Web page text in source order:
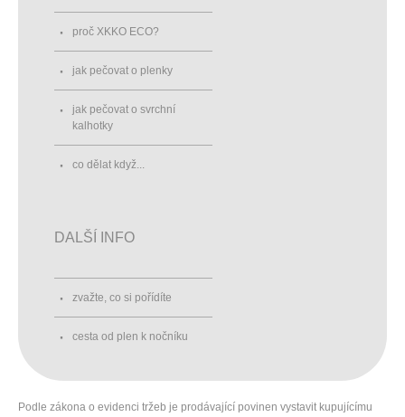
proč XKKO ECO?
jak pečovat o plenky
jak pečovat o svrchní
kalhotky
co dělat když...
DALŠÍ INFO
zvažte, co si pořídíte
cesta od plen k nočníku
Podle zákona o evidenci tržeb je prodávající povinen vystavit kupujícímu